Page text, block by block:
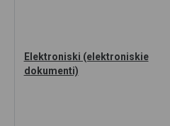
Elektroniski (elektroniskie
dokumenti)